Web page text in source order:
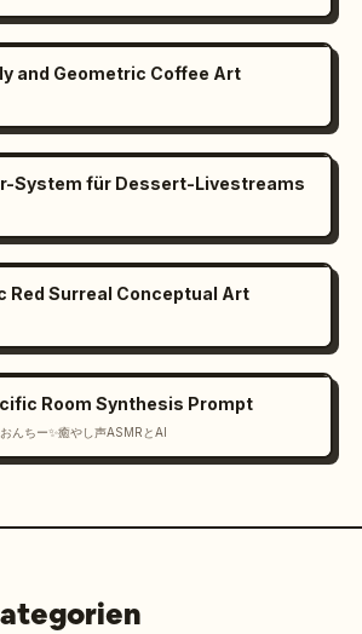
and Geometric Coffee Art
System für Dessert-Livestreams
Red Surreal Conceptual Art
Room Synthesis Prompt
んちー✨癒やし声ASMRとAI